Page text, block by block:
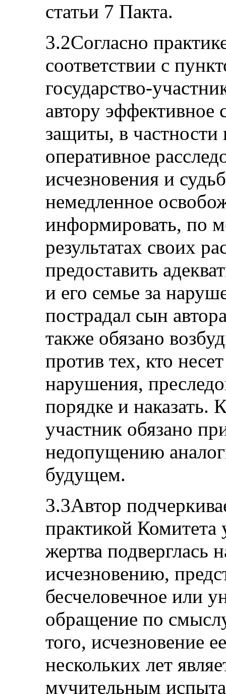
статьи 7 Пакта.
3.2Согласно
соответствии с
государство-
автору эффективное
защиты, в частности
оперативное
исчезновения и
немедленное
информировать, по
результатах своих
предоставить
и его семье за
пострадал сын
также обязано
против тех, кто
нарушения,
порядке и наказать.
участник обязано
недопущению
будущем.
3.3Автор
практикой Комитета
жертва подверглась
исчезновению,
бесчеловечное или
обращение по
того, исчезновение
нескольких лет
мучительным